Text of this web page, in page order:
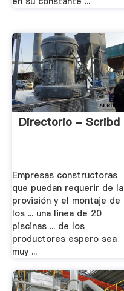
Directorio - Scribd
Empresas constructoras
que puedan requerir de la
provisión y el montaje de
los ... una linea de 20
piscinas ... de los
productores espero sea
muy ...